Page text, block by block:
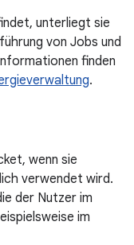
unterliegt sie
von Jobs und
finden
.
wenn sie
verwendet wird.
der Nutzer im
im